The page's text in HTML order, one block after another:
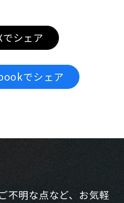
でシェア
でシェア
不明な点など、お気軽